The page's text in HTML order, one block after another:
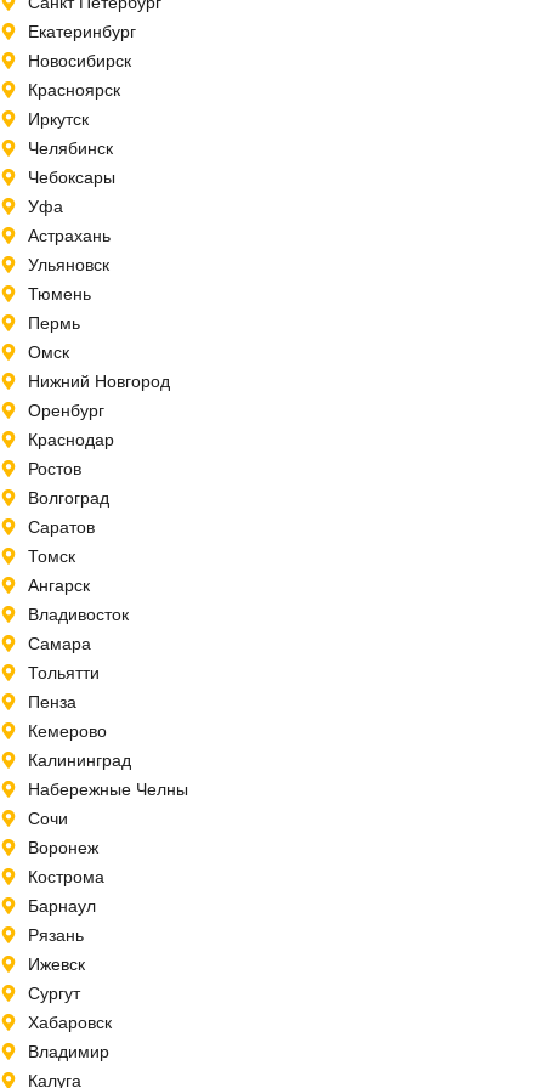
Екатеринбург
Новосибирск
Красноярск
Иркутск
Челябинск
Чебоксары
Уфа
Астрахань
Ульяновск
Тюмень
Пермь
Омск
Нижний Новгород
Оренбург
Краснодар
Ростов
Волгоград
Саратов
Томск
Ангарск
Владивосток
Самара
Тольятти
Пенза
Кемерово
Калининград
Набережные Челны
Сочи
Воронеж
Кострома
Барнаул
Рязань
Ижевск
Сургут
Хабаровск
Владимир
Калуга